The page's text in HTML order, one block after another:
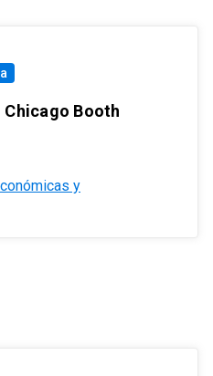
Chicago Booth
y